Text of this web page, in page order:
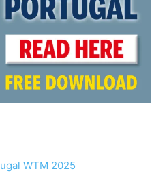
WTM 2025